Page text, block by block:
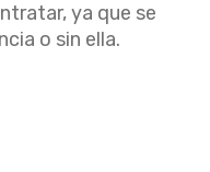
ya que se
o sin ella.